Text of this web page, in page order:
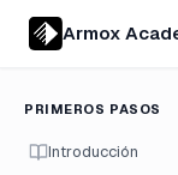
Armox
PRIMEROS PASOS
Introducción